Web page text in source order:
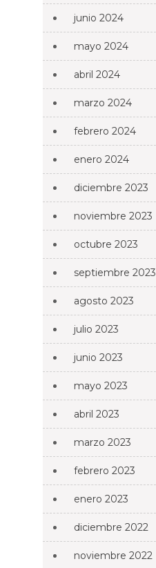
junio 2024
mayo 2024
abril 2024
marzo 2024
febrero 2024
enero 2024
diciembre 2023
noviembre 2023
octubre 2023
septiembre 2023
agosto 2023
julio 2023
junio 2023
mayo 2023
abril 2023
marzo 2023
febrero 2023
enero 2023
diciembre 2022
noviembre 2022